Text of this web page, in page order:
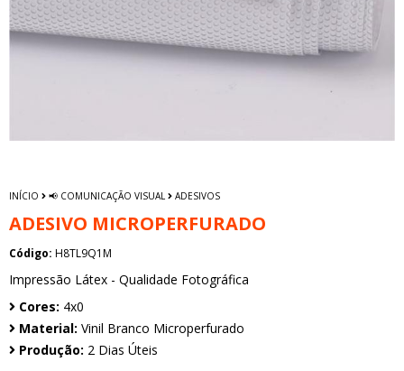
INÍCIO 📢 COMUNICAÇÃO VISUAL ADESIVOS
ADESIVO MICROPERFURADO
Código: H8TL9Q1M
Impressão Látex - Qualidade Fotográfica
Cores: 4x0
Material: Vinil Branco Microperfurado
Produção: 2 Dias Úteis